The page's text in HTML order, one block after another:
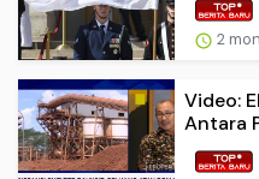
2
Video:
Antara